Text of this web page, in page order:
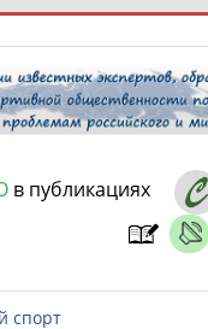
августа 2026
И
в публикациях